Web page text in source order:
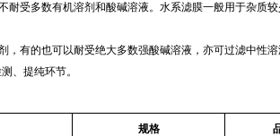
耐受多数有机溶剂和酸碱溶液。水系滤膜一般用于杂质
，有的也可以耐受绝大多数强酸碱溶液，亦可过滤中性
、提纯环节。
规格